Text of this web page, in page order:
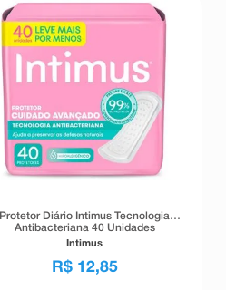
Protetor Diário Intimus Tecnologia
Antibacteriana 40 Unidades
Intimus
R$ 12,85